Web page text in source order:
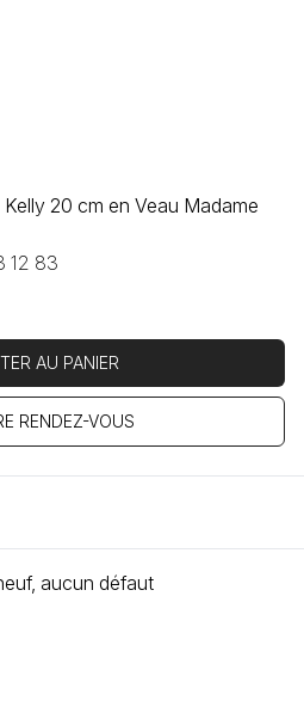
20 cm en Veau Madame
12 83
AU PANIER
RENDEZ-VOUS
aucun défaut